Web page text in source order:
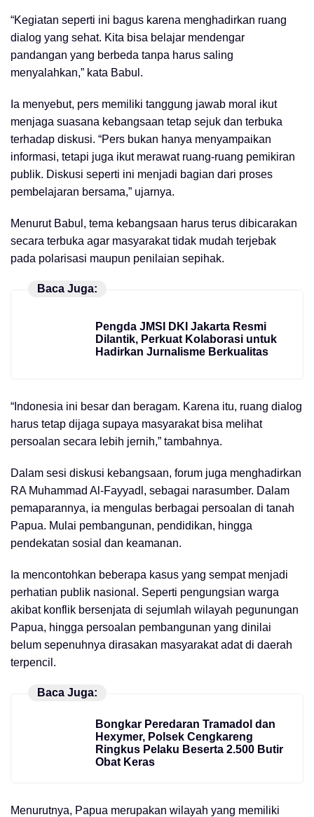
“Kegiatan seperti ini bagus karena menghadirkan ruang
dialog yang sehat. Kita bisa belajar mendengar
pandangan yang berbeda tanpa harus saling
menyalahkan,” kata Babul.
Ia menyebut, pers memiliki tanggung jawab moral ikut
menjaga suasana kebangsaan tetap sejuk dan terbuka
terhadap diskusi. “Pers bukan hanya menyampaikan
informasi, tetapi juga ikut merawat ruang-ruang pemikiran
publik. Diskusi seperti ini menjadi bagian dari proses
pembelajaran bersama,” ujarnya.
Menurut Babul, tema kebangsaan harus terus dibicarakan
secara terbuka agar masyarakat tidak mudah terjebak
pada polarisasi maupun penilaian sepihak.
Baca Juga:
Pengda JMSI DKI Jakarta Resmi
Dilantik, Perkuat Kolaborasi untuk
Hadirkan Jurnalisme Berkualitas
“Indonesia ini besar dan beragam. Karena itu, ruang dialog
harus tetap dijaga supaya masyarakat bisa melihat
persoalan secara lebih jernih,” tambahnya.
Dalam sesi diskusi kebangsaan, forum juga menghadirkan
RA Muhammad Al-Fayyadl, sebagai narasumber. Dalam
pemaparannya, ia mengulas berbagai persoalan di tanah
Papua. Mulai pembangunan, pendidikan, hingga
pendekatan sosial dan keamanan.
Ia mencontohkan beberapa kasus yang sempat menjadi
perhatian publik nasional. Seperti pengungsian warga
akibat konflik bersenjata di sejumlah wilayah pegunungan
Papua, hingga persoalan pembangunan yang dinilai
belum sepenuhnya dirasakan masyarakat adat di daerah
terpencil.
Baca Juga:
Bongkar Peredaran Tramadol dan
Hexymer, Polsek Cengkareng
Ringkus Pelaku Beserta 2.500 Butir
Obat Keras
Menurutnya, Papua merupakan wilayah yang memiliki